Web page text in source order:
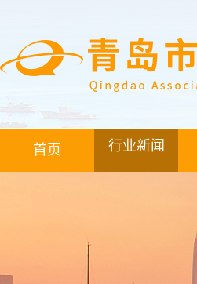
首页 行业新闻